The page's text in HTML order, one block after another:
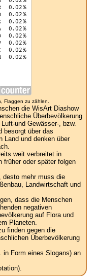
Flaggen zu zählen.
die WisArt Diashow
Überbevölkerung
und Gewässer-, bzw.
besorgt über das
Land und denken über
weit verbreitet in
früher oder später folgen
desto mehr muss die
Landwirtschaft und
dass die Menschen
negativen
auf Flora und
Planeten.
finden gegen die
Überbevölkerung
in Form eines Slogans) an